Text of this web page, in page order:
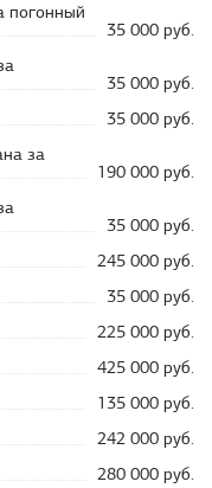
погонный
35 000 руб.
35 000 руб.
35 000 руб.
за
190 000 руб.
35 000 руб.
245 000 руб.
35 000 руб.
225 000 руб.
425 000 руб.
135 000 руб.
242 000 руб.
280 000 руб.